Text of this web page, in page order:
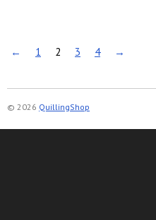
← 1 2 3 4 →
© 2026 QuillingShop